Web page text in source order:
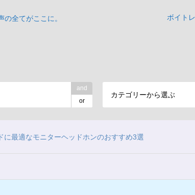
全てがここに。 ボイトレ
and
or
カテゴリーから選ぶ
に最適なモニターヘッドホンのおすすめ3選